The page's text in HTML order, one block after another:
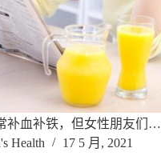
补血补铁，但女性朋友们…
Health
17 5 月, 2021